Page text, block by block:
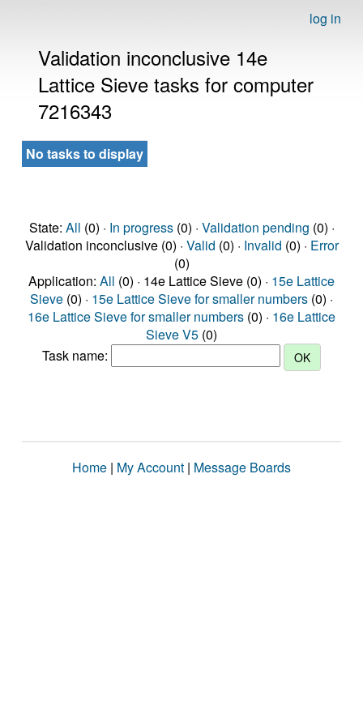
log in
Validation inconclusive 14e
Lattice Sieve tasks for computer
7216343
No tasks to display
State: All (0) · In progress(0) · Validation pending (0) ·
Validation inconclusive (0) · Valid (0) · Invalid (0) · Error
(0)
Application: All (0) · 14e Lattice Sieve (0) · 15e Lattice
Sieve (0) · 15e Lattice Sieve for smaller numbers (0) ·
16e Lattice Sieve for smaller numbers (0) · 16e Lattice
Sieve V5 (0)
Task name:
Home | My Account | Message Boards